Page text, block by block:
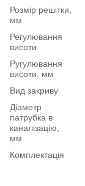
Розмір решітки,
мм
Регулювання
висоти
Ругулювання
висоти, мм
Вид закриву
Діаметр
патрубка в
каналізацію,
мм
Комплектація